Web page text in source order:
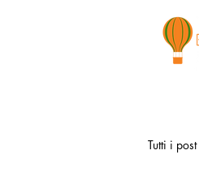
Tutti i post